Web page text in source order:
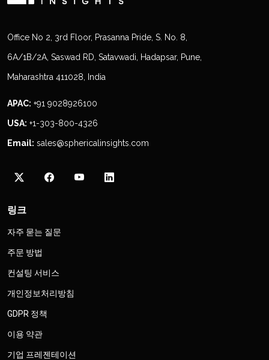
Office No 2, 3rd Floor, Prasanna Pride, S. No. 8,
6A/1B/2A, Saswad RD, Satavwadi, Hadapsar, Pune,
Maharashtra 411028, India
APAC: +91 9028926100
USA: +1-303-800-4326
Email: sales@sphericalinsights.com
링크
자주 묻는 질문
주문 방법
컨설팅 서비스
개인정보처리방침
GDPR 정책
이용 약관
기업 프레젠테이션